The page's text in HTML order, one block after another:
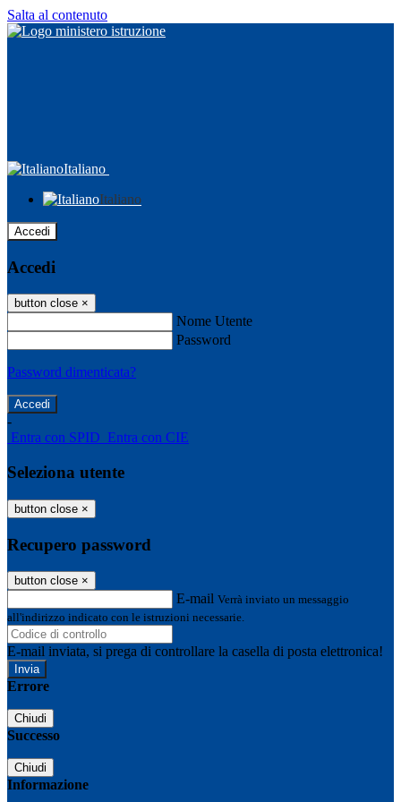
Salta al contenuto
Italiano
Italiano
Accedi
Accedi
button close ×
Nome Utente
Password
Password dimenticata?
-
Entra con SPID Entra con CIE
Seleziona utente
button close ×
Recupero password
button close ×
E-mail Verrà inviato un messaggio
all'indirizzo indicato con le istruzioni necessarie.
E-mail inviata, si prega di controllare la casella di posta elettronica!
Errore
Chiudi
Successo
Chiudi
Informazione